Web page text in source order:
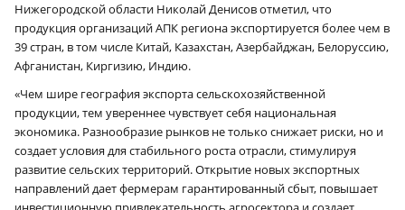
Нижегородской области Николай Денисов отметил, что
продукция организаций АПК региона экспортируется более чем в
39 стран, в том числе Китай, Казахстан, Азербайджан, Белоруссию,
Афганистан, Киргизию, Индию.
«Чем шире география экспорта сельскохозяйственной
продукции, тем увереннее чувствует себя национальная
экономика. Разнообразие рынков не только снижает риски, но и
создает условия для стабильного роста отрасли, стимулируя
развитие сельских территорий. Открытие новых экспортных
направлений дает фермерам гарантированный сбыт, повышает